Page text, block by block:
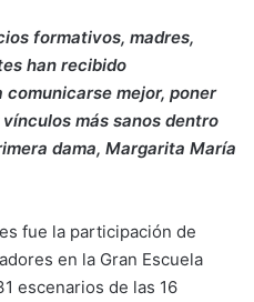
formativos, madres,
han recibido
mejor, poner
más sanos dentro
dama, Margarita María
fue la participación de
en la Gran Escuela
escenarios de las 16